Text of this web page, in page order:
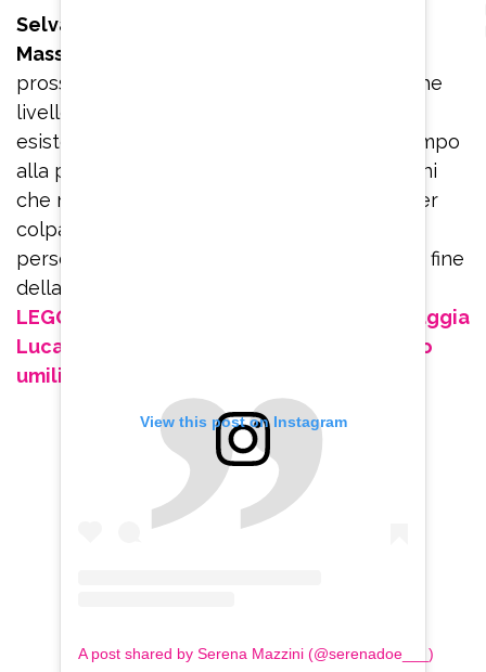
Selvaggia Lucarelli ha subito stoppato
Massimiliano Zozzolo. “Andiamo avanti.
prossima domanda? – ha detto – Capite a che
livello di stalking siamo arrivati nella mia
esistenza? Nessuno osi togliere spazio e tempo
alla presentazione del libro di Serena Mazzini
che non merita di essere messa in ombra per
colpa mia. Chiunque voglia tormentarmi,
perseguitarmi e stolkerizzarmi può farlo alla fine
della presentazione e qui chiudo”.
LEGGI ANCHE: Caso Fabrizio Corona, Selvaggia
Lucarelli: “Fedez ottiene ammonimento, io
umiliata e ignorata”
View this post on Instagram
A post shared by Serena Mazzini (@serenadoe___)